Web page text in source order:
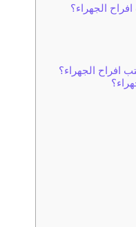
الجهراء؟
افراح الجهراء؟